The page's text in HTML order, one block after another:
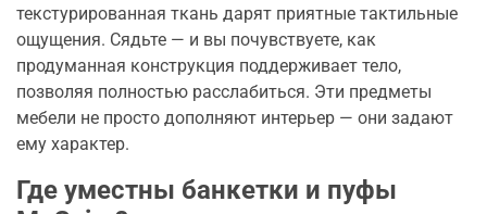
текстурированная ткань дарят приятные тактильные
ощущения. Сядьте — и вы почувствуете, как
продуманная конструкция поддерживает тело,
позволяя полностью расслабиться. Эти предметы
мебели не просто дополняют интерьер — они задают
ему характер.
Где уместны банкетки и пуфы